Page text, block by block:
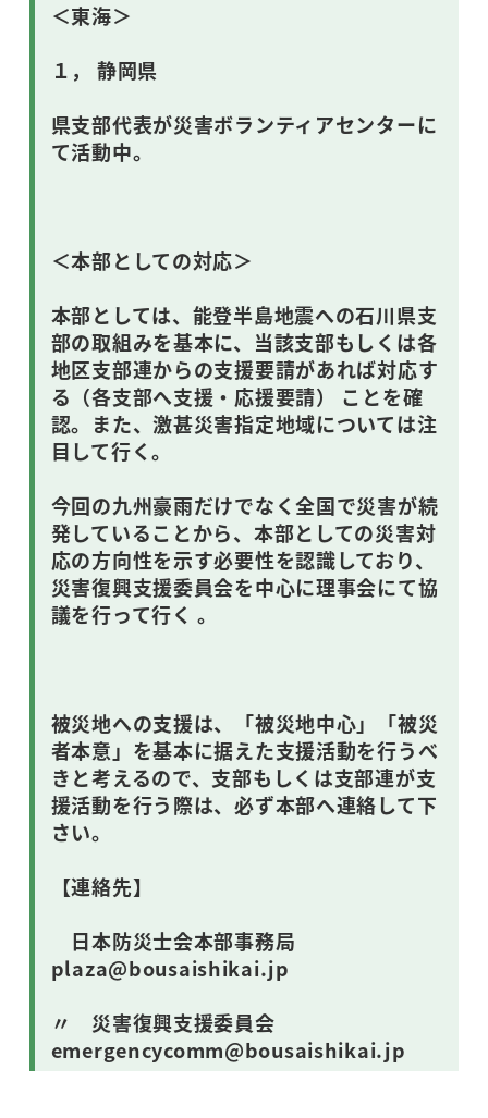
＜東海＞
１， 静岡県
県支部代表が災害ボランティアセンターに
て活動中。
＜本部としての対応＞
本部としては、能登半島地震への石川県支
部の取組みを基本に、当該支部もしくは各
地区支部連からの支援要請があれば対応す
る（各支部へ支援・応援要請） ことを確
認。また、激甚災害指定地域については注
目して行く。
今回の九州豪雨だけでなく全国で災害が続
発していることから、本部としての災害対
応の方向性を示す必要性を認識しており、
災害復興支援委員会を中心に理事会にて協
議を行って行く 。
被災地への支援は、「被災地中心」「被災
者本意」を基本に据えた支援活動を行うべ
きと考えるので、支部もしくは支部連が支
援活動を行う際は、必ず本部へ連絡して下
さい。
【連絡先】
日本防災士会本部事務局
plaza@bousaishikai.jp
〃 災害復興支援委員会
emergencycomm@bousaishikai.jp